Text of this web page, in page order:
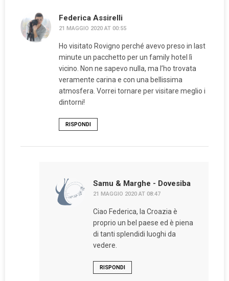
Federica Assirelli
21 MAGGIO 2020 AT 00:55
Ho visitato Rovigno perché avevo preso in last
minute un pacchetto per un family hotel lì
vicino. Non ne sapevo nulla, ma l’ho trovata
veramente carina e con una bellissima
atmosfera. Vorrei tornare per visitare meglio i
dintorni!
RISPONDI
Samu & Marghe - Dovesiba
21 MAGGIO 2020 AT 08:47
Ciao Federica, la Croazia è
proprio un bel paese ed è piena
di tanti splendidi luoghi da
vedere.
RISPONDI